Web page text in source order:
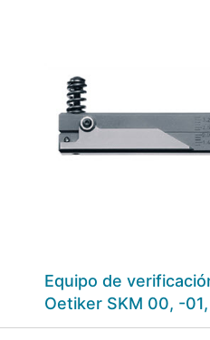
Equipo de
Oetiker SKM 00, -